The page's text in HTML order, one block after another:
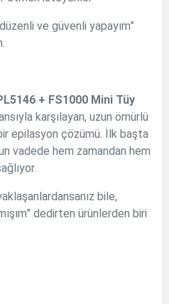
ve güvenli yapayım”
+ FS1000 Mini Tüy
karşılayan, uzun ömürlü
epilasyon çözümü. İlk başta
vadede hem zamandan hem
bile,
dedirten ürünlerden biri